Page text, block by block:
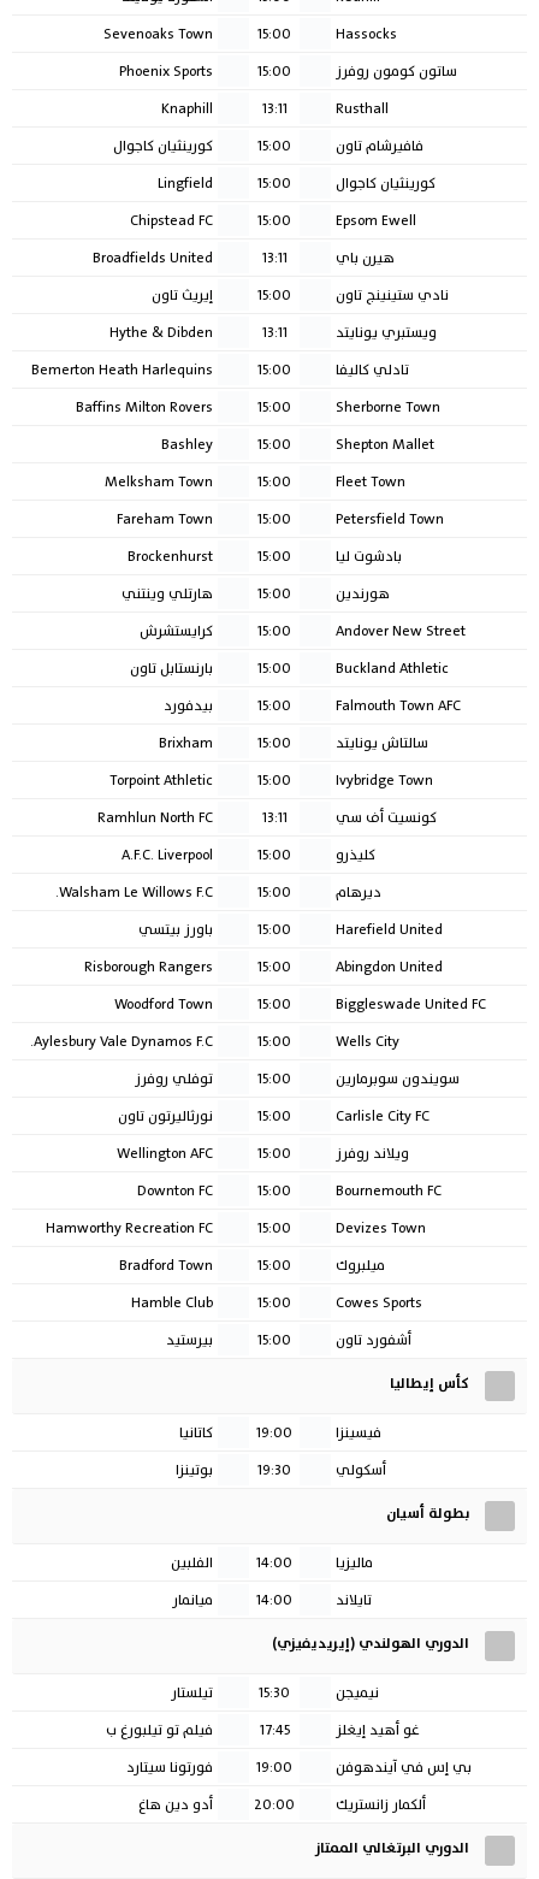
Hassocks
15:00
Sevenoaks Town
ساتون كومون روفرز
15:00
Phoenix Sports
Rusthall
13:11
Knaphill
فافيرشام تاون
15:00
كورينثيان كاجوال
كورينثيان كاجوال
15:00
Lingfield
Epsom Ewell
15:00
Chipstead FC
هيرن باي
13:11
Broadfields United
نادي ستينينج تاون
15:00
إيريث تاون
ويستبري يونايتد
13:11
Hythe & Dibden
تادلي كاليفا
15:00
Bemerton Heath Harlequins
Sherborne Town
15:00
Baffins Milton Rovers
Shepton Mallet
15:00
Bashley
Fleet Town
15:00
Melksham Town
Petersfield Town
15:00
Fareham Town
بادشوت ليا
15:00
Brockenhurst
هورندين
15:00
هارتلي وينتني
Andover New Street
15:00
كرايستشرش
Buckland Athletic
15:00
بارنستابل تاون
Falmouth Town AFC
15:00
بيدفورد
سالتاش يونايتد
15:00
Brixham
Ivybridge Town
15:00
Torpoint Athletic
كونسيت أف سي
13:11
Ramhlun North FC
كليذرو
15:00
A.F.C. Liverpool
ديرهام
15:00
Walsham Le Willows F.C.
Harefield United
15:00
باورز بيتسي
Abingdon United
15:00
Risborough Rangers
Biggleswade United FC
15:00
Woodford Town
Wells City
15:00
Aylesbury Vale Dynamos F.C.
سويندون سوبرمارين
15:00
توفلي روفرز
Carlisle City FC
15:00
نورثاليرتون تاون
ويلاند روفرز
15:00
Wellington AFC
Bournemouth FC
15:00
Downton FC
Devizes Town
15:00
Hamworthy Recreation FC
ميلبروك
15:00
Bradford Town
Cowes Sports
15:00
Hamble Club
أشفورد تاون
15:00
بيرستيد
كأس إيطاليا
فيسينزا 19:00
كاتانيا
أسكولي
19:30
بوتينزا
بطولة أسيان
ماليزيا 14:00
الفلبين
تايلاند
14:00
ميانمار
الدوري الهولندي (إيريديفيزي)
نيميجن 15:30
تيلستار
غو أهيد إيغلز
17:45
فيلم تو تيلبورغ ب
بي إس في آيندهوفن
19:00
فورتونا سيتارد
ألكمار زانستريك
20:00
أدو دين هاغ
الدوري البرتغالي الممتاز